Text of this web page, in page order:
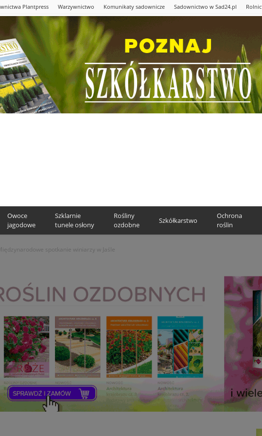
Plantpress Warzywnictwo Komunikaty sadownicze Sadownictwo w Sad24.pl
Owoce
jagodowe
Szklarnie
tunele osłony
Rośliny
ozdobne
Szkółkarstwo
Ochrona
roślin
spotkanie winiarzy w Jaśle